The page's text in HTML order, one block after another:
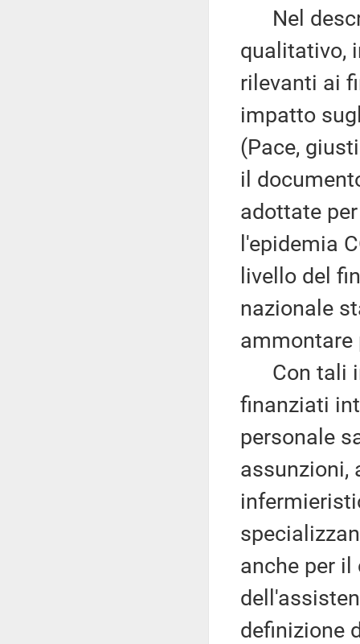
Nel
qualitativo,
rilevanti ai
impatto
(Pace,
il
adottate
l'epidemia
livello del
nazionale
ammontare
Con tali
finanziati
personale
assunzioni,
anche per
definizione